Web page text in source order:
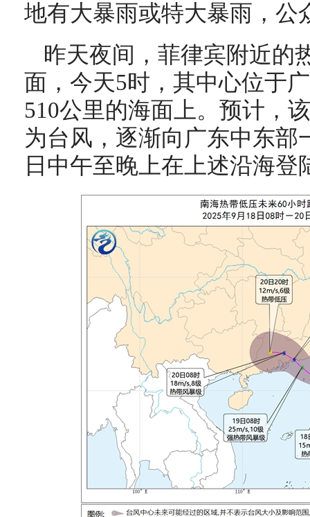
地有大暴雨或特大暴雨，公
昨天夜间，菲律宾附近的
面，今天5时，其中心位于
510公里的海面上。预计，
为台风，逐渐向广东中东部
日中午至晚上在上述沿海登